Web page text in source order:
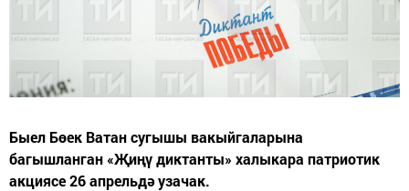
Быел Бөек Ватан сугышы вакыйгаларына
багышланган «Җиңү диктанты» халыкара патриотик
акциясе 26 апрельдә узачак.